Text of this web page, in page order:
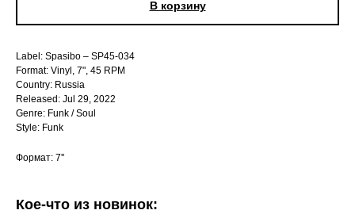
В корзину
Label: Spasibo – SP45-034
Format: Vinyl, 7", 45 RPM
Country: Russia
Released: Jul 29, 2022
Genre: Funk / Soul
Style: Funk
Формат: 7''
Кое-что из новинок: